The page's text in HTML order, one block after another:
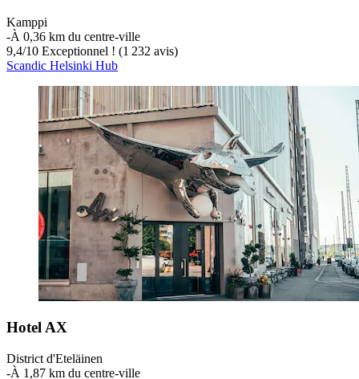
Kamppi
‐À 0,36 km du centre-ville
9,4/10 Exceptionnel ! (1 232 avis)
Scandic Helsinki Hub
Hotel AX
District d'Eteläinen
‐À 1,87 km du centre-ville